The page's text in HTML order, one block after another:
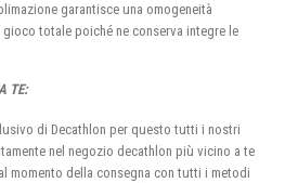
garantisce una omogeneità
totale poiché ne conserva integre le
TE:
di Decathlon per questo tutti i nostri
nel negozio decathlon più vicino a te
momento della consegna con tutti i metodi